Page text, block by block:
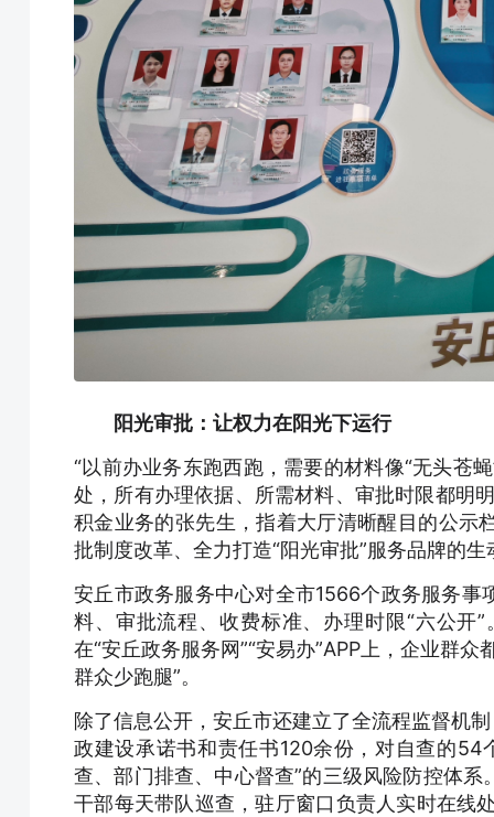
阳光审批：让权力在阳光下运行
“以前办业务东跑西跑，需要的材料像“无头苍
处，所有办理依据、所需材料、审批时限都明
积金业务的张先生，指着大厅清晰醒目的公示
批制度改革、全力打造“阳光审批”服务品牌的生
安丘市政务服务中心对全市1566个政务服务
料、审批流程、收费标准、办理时限“六公开
在“安丘政务服务网”“安易办”APP上，企业群
群众少跑腿”。
除了信息公开，安丘市还建立了全流程监督机
政建设承诺书和责任书120余份，对自查的54
查、部门排查、中心督查”的三级风险防控体
干部每天带队巡查，驻厅窗口负责人实时在线